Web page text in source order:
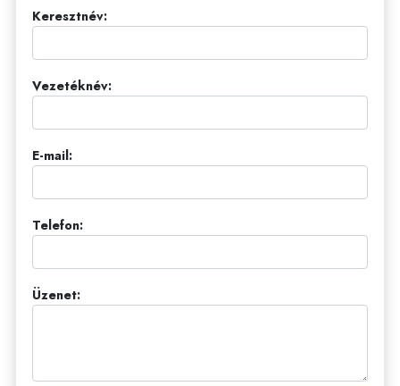
Keresztnév:
Vezetéknév:
E-mail:
Telefon:
Üzenet: